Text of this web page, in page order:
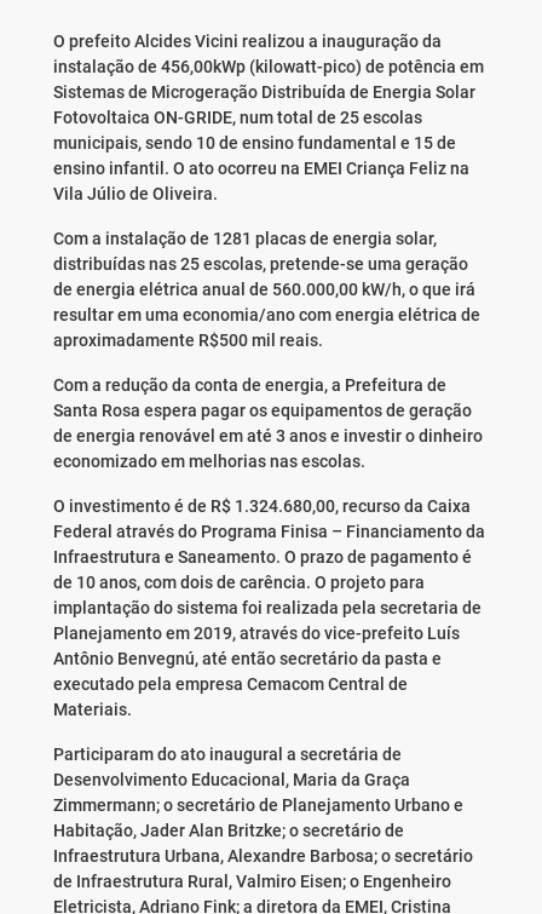
O prefeito Alcides Vicini realizou a inauguração da
instalação de 456,00kWp (kilowatt-pico) de potência em
Sistemas de Microgeração Distribuída de Energia Solar
Fotovoltaica ON-GRIDE, num total de 25 escolas
municipais, sendo 10 de ensino fundamental e 15 de
ensino infantil. O ato ocorreu na EMEI Criança Feliz na
Vila Júlio de Oliveira.
Com a instalação de 1281 placas de energia solar,
distribuídas nas 25 escolas, pretende-se uma geração
de energia elétrica anual de 560.000,00 kW/h, o que irá
resultar em uma economia/ano com energia elétrica de
aproximadamente R$500 mil reais.
Com a redução da conta de energia, a Prefeitura de
Santa Rosa espera pagar os equipamentos de geração
de energia renovável em até 3 anos e investir o dinheiro
economizado em melhorias nas escolas.
O investimento é de R$ 1.324.680,00, recurso da Caixa
Federal através do Programa Finisa – Financiamento da
Infraestrutura e Saneamento. O prazo de pagamento é
de 10 anos, com dois de carência. O projeto para
implantação do sistema foi realizada pela secretaria de
Planejamento em 2019, através do vice-prefeito Luís
Antônio Benvegnú, até então secretário da pasta e
executado pela empresa Cemacom Central de
Materiais.
Participaram do ato inaugural a secretária de
Desenvolvimento Educacional, Maria da Graça
Zimmermann; o secretário de Planejamento Urbano e
Habitação, Jader Alan Britzke; o secretário de
Infraestrutura Urbana, Alexandre Barbosa; o secretário
de Infraestrutura Rural, Valmiro Eisen; o Engenheiro
Eletricista, Adriano Fink; a diretora da EMEI, Cristina